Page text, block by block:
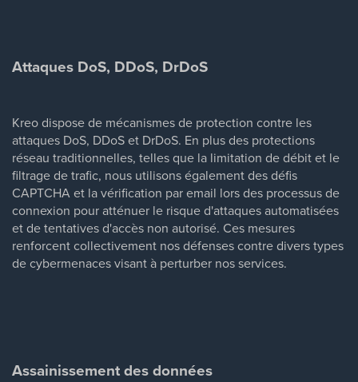
Attaques DoS, DDoS, DrDoS
Kreo dispose de mécanismes de protection contre les
attaques DoS, DDoS et DrDoS. En plus des protections
réseau traditionnelles, telles que la limitation de débit et le
filtrage de trafic, nous utilisons également des défis
CAPTCHA et la vérification par email lors des processus de
connexion pour atténuer le risque d'attaques automatisées
et de tentatives d'accès non autorisé. Ces mesures
renforcent collectivement nos défenses contre divers types
de cybermenaces visant à perturber nos services.
Assainissement des données